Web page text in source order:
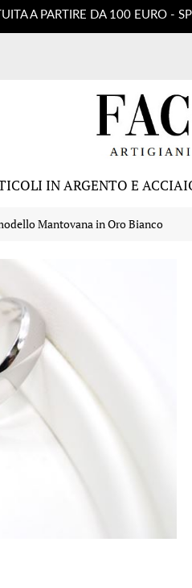
A PARTIRE DA 100 EURO -
IN ARGENTO E
Mantovana in Oro Bianco